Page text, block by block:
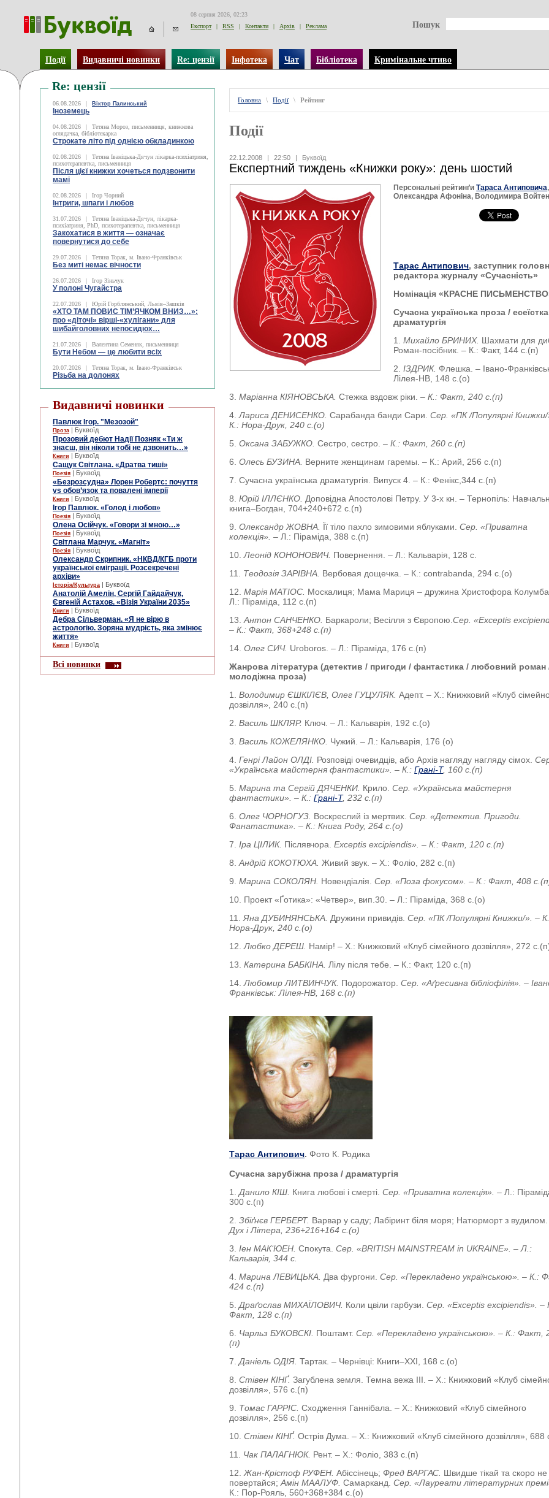
08 серпня 2026, 02:23
Експорт
| RSS | Контакти | Архів | Реклама Пошук
Події Видавничі новинки Re: цензії Інфотека Чат Бібліотека Кримінальне чтиво
Re: цензії
06.08.2026 | Віктор Палинський
Іноземець
04.08.2026 |
Тетяна Мороз, письменниця, книжкова
оглядачка, бібліотекарка
Строкате літо під однією обкладинкою
02.08.2026 |
Тетяна Іваніцька-Дячун лікарка-психіатриня,
психотерапевтка, письменниця
Після цієї книжки хочеться подзвонити
мамі
02.08.2026 | Ігор Чорний
Інтриги, шпаги і любов
31.07.2026 |
Тетяна Іваніцька-Дячун, лікарка-
психіатриня, PhD, психотерапевтка, письменниця
Закохатися в життя — означає
повернутися до себе
29.07.2026 | Тетяна Торак, м. Івано-Франківськ
Без миті немає вічности
26.07.2026 | Ігор Зіньчук
У полоні Чугайстра
22.07.2026 | Юрій Горблянський, Львів–Зашків
«ХТО ТАМ ПОВИС ТІМ’ЯЧКОМ ВНИЗ…»:
про «діточі» вірші-«хулігани» для
шибайголовних непосидюх…
21.07.2026 | Валентина Семеняк, письменниця
Бути Небом ― це любити всіх
20.07.2026 | Тетяна Торак, м. Івано-Франківськ
Різьба на долонях
Видавничі новинки
Павлюк Ігор. "Мезозой"
Проза | Буквоїд
Прозовий дебют Надії Позняк «Ти ж
знаєш, він ніколи тобі не дзвонить…»
Книги | Буквоїд
Сащук Світлана. «Дратва тиші»
Поезія | Буквоїд
«Безрозсудна» Лорен Робертс: почуття
vs обов’язок та повалені імперії
Книги | Буквоїд
Ігор Павлюк. «Голод і любов»
Поезія | Буквоїд
Олена Осійчук. «Говори зі мною…»
Поезія | Буквоїд
Світлана Марчук. «Магніт»
Поезія | Буквоїд
Олександр Скрипник. «НКВД/КГБ проти
української еміграції. Розсекречені
архіви»
Історія/Культура | Буквоїд
Анатолій Амелін, Сергій Гайдайчук,
Євгеній Астахов. «Візія України 2035»
Книги | Буквоїд
Дебра Сільверман. «Я не вірю в
астрологію. Зоряна мудрість, яка змінює
життя»
Книги | Буквоїд
Всі новинки
Головна \ Події \ Рейтинг
Події
22.12.2008 | 22:50 | Буквоїд
Експертний тиждень «Книжки року»: день шостий
Персональні рейтинґиТараса Антиповича,
Олександра Афоніна, Володимира
Тарас Антипович, заступник
редактора журналу «Сучасність»
Номінація «КРАСНЕ
Сучасна українська проза /
драматургія
1.Михайло БРИНИХ. Шахмати для
Роман-посібник. – К.: Факт, 144 с.(п)
2.ІЗДРИК.Флешка. – Івано-
Лілея-НВ, 148 с.(о)
3.Маріанна КІЯНОВСЬКА.Стежка вздовж ріки.– К.: Факт, 240 с.(п)
4.Лариса ДЕНИСЕНКО.Сарабанда банди Сари.Сер. «ПК /Популярні
К.: Нора-Друк, 240 с.(о)
5.Оксана ЗАБУЖКО.Сестро, сестро.– К.: Факт, 260 с.(п)
6.Олесь БУЗИНА. Верните женщинам гаремы. – К.: Арий, 256 с.(п)
7. Сучасна українська драматургія. Випуск 4. – К.: Фенікс,344 с.(п)
8.Юрій ІЛЛЄНКО. Доповідна Апостолові Петру. У 3-х кн. – Тернопіль:
книга–Богдан, 704+240+672 с.(п)
9.Олександр ЖОВНА. Її тіло пахло зимовими яблуками.Сер. «Приватна
колекція». – Л.: Піраміда, 388 с.(п)
10.Леонід КОНОНОВИЧ. Повернення. – Л.: Кальварія, 128 с.
11. Теодозія ЗАРІВНА. Вербовая дощечка. – К.: contrabanda, 294 с.(о)
12.Марія МАТІОС. Москалиця; Мама Мариця – дружина Христофора
Л.: Піраміда, 112 с.(п)
13.Антон САНЧЕНКО. Баркароли; Весілля з Європою.Сер. «Exceptis
– К.: Факт, 368+248 с.(п)
14.Олег СИЧ. Uroboros. – Л.: Піраміда, 176 с.(п)
Жанрова література (детектив / пригоди / фантастика / любовний роман
молодіжна проза)
1.Володимир ЄШКІЛЄВ, Олег ГУЦУЛЯК.Адепт. – Х.: Книжковий «Клуб
дозвілля», 240 с.(п)
2.Василь ШКЛЯР. Ключ. – Л.: Кальварія, 192 с.(о)
3.Василь КОЖЕЛЯНКО. Чужий. – Л.: Кальварія, 176 (о)
4.Генрі Лайон ОЛДІ. Розповіді очевидців, або Архів нагляду нагляду сімох.
«Українська майстерня фантастики». – К.:Грані-Т, 160 с.(п)
5.Марина та Сергій ДЯЧЕНКИ. Крило.Сер. «Українська майстерня
фантастики». – К.:Грані-Т, 232 с.(п)
6.Олег ЧОРНОГУЗ. Воскреслий із мертвих.Сер. «Детектив. Пригоди.
Фанатастика». – К.: Книга Роду, 264 с.(о)
7.Іра ЦІЛИК. Післявчора.Exceptis excipiendis». – К.: Факт, 120 с.(п)
8.Андрій КОКОТЮХА.Живий звук. – Х.: Фоліо, 282 с.(п)
9.Марина СОКОЛЯН. Новендіалія.Сер. «Поза фокусом».– К.: Факт, 408
10. Проект «Ґотика»: «Четвер», вип.30.– Л.: Піраміда, 368 с.(о)
11.Яна ДУБИНЯНСЬКА. Дружини привидів.Сер. «ПК /Популярні Книжки/». –
Нора-Друк, 240 с.(о)
12.Любко ДЕРЕШ. Намір! – Х.: Книжковий «Клуб сімейного дозвілля», 272
13.Катерина БАБКІНА. Лілу після тебе. – К.: Факт, 120 с.(п)
14.Любомир ЛИТВИНЧУК. Подорожатор.Сер. «Аґресивна бібліофілія». –
Франківськ: Лілея-НВ, 168 с.(п)
Тарас Антипович.Фото К. Родика
Сучасна зарубіжна проза / драматургія
1.Данило КІШ. Книга любові і смерті.Сер. «Приватна колекція». – Л.:
300 с.(п)
2.Збіґнєв ГЕРБЕРТ. Варвар у саду; Лабіринт біля моря; Натюрморт з
Дух і Літера, 236+216+164 с.(о)
3.Іен МАК‘ЮЕН.Спокута.Сер. «BRITISH MAINSTREAM in UKRAINE». – Л.:
Кальварія, 344 с.
4.Марина ЛЕВИЦЬКА. Два фургони.Сер. «Перекладено українською».– К.:
424 с.(п)
5.Драґослав МИХАЇЛОВИЧ. Коли цвіли гарбузи.Сер. «Exceptis excipiendis». –
Факт, 128 с.(п)
6. Чарльз БУКОВСКІ. Поштамт.Сер. «Перекладено українською».– К.: Факт,
(п)
7.Даніель ОДІЯ.Тартак. – Чернівці: Книги–ХХІ, 168 с.(о)
8.Стівен КІНҐ.Загублена земля. Темна вежа ІІІ. – Х.: Книжковий «Клуб
дозвілля», 576 с.(п)
9. Томас ГАРРІС.Сходження Ганнібала. – Х.: Книжковий «Клуб сімейного
дозвілля», 256 с.(п)
10.Стівен КІНҐ.Острів Дума. – Х.: Книжковий «Клуб сімейного дозвілля», 688
11. Чак ПАЛАГНЮК. Рент. – Х.: Фоліо, 383 с.(п)
12.Жан-Крістоф РУФЕН.Абіссінець; Фред ВАРГАС. Швидше тікай та скоро не
повертайся;Амін МААЛУФ.Самарканд.Сер. «Лауреати літературних
К.: Пор-Рояль, 560+368+384 с.(о)